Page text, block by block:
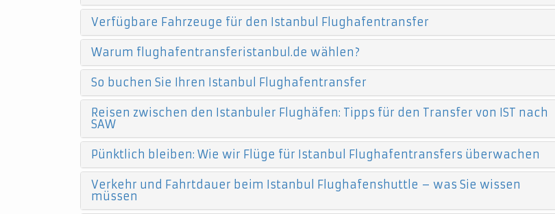
Verfügbare Fahrzeuge für den Istanbul Flughafentransfer
Warum flughafentransferistanbul.de wählen?
So buchen Sie Ihren Istanbul Flughafentransfer
Reisen zwischen den Istanbuler Flughäfen: Tipps für den Transfer von IST nach
SAW
Pünktlich bleiben: Wie wir Flüge für Istanbul Flughafentransfers überwachen
Verkehr und Fahrtdauer beim Istanbul Flughafenshuttle – was Sie wissen
müssen